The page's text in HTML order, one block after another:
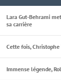
Lara Gut-Behrami
sa carrière
Cette fois,
Immense légende,